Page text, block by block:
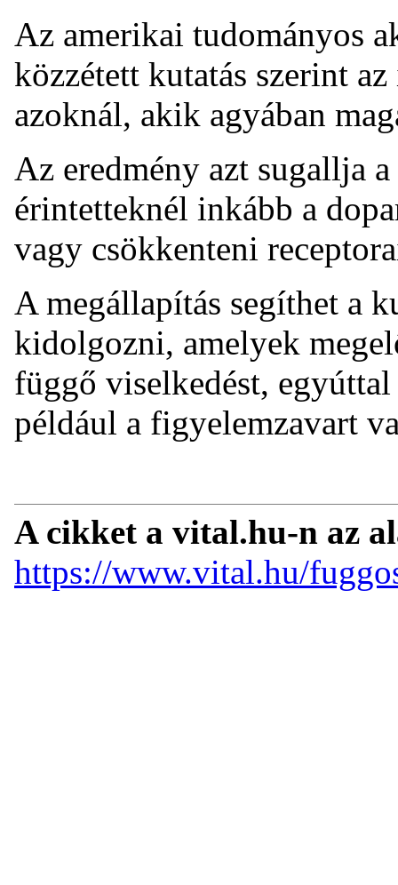
Az amerikai tudományos
közzétett kutatás szerint
azoknál, akik agyában
Az eredmény azt sugallja
érintetteknél inkább a
vagy csökkenteni
A megállapítás segíthet a
kidolgozni, amelyek
függő viselkedést,
például a figyelemzavart
A cikket a vital.hu-n az
https://www.vital.hu/